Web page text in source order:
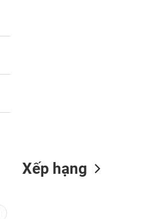
Xếp hạng